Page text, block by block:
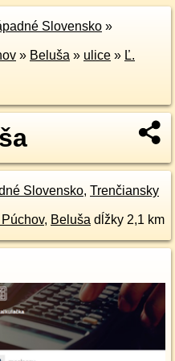
Slovensko »
» Beluša » ulice » Ľ.
Slovensko, Trenčiansky
, Beluša dĺžky 2,1 km